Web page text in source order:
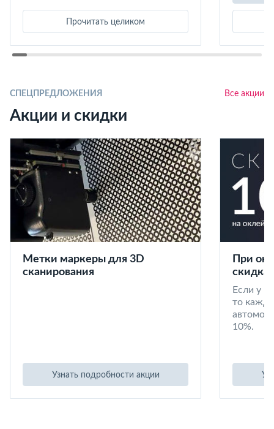
Прочитать целиком
СПЕЦПРЕДЛОЖЕНИЯ Все акции
Акции и скидки
Метки маркеры для 3D
сканирования
Узнать подробности акции
При
скидка
Если у
то
10%.